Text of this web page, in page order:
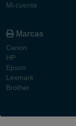
Mi cuenta
Marcas
Canon
HP
Epson
Lexmark
Brother